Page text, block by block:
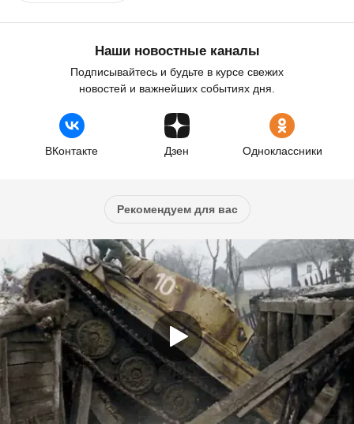
Наши новостные каналы
Подписывайтесь и будьте в курсе свежих
новостей и важнейших событиях дня.
ВКонтакте Дзен Одноклассники
Рекомендуем для вас